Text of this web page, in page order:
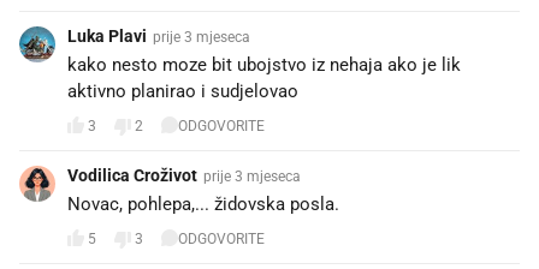
Luka Plavi prije 3 mjeseca
kako nesto moze bit ubojstvo iz nehaja ako je lik
aktivno planirao i sudjelovao
3 2 ODGOVORITE
Vodilica Croživot prije 3 mjeseca
Novac, pohlepa,... židovska posla.
5 3 ODGOVORITE